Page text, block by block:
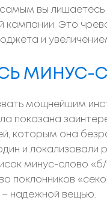
вы
Это
и
МИНУС-
мощнейшим
показана
которым она
и локализовали
минус-слово
поклонников
– надежной вещью.